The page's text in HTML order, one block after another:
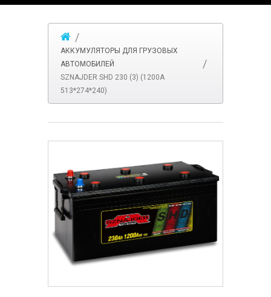
АККУМУЛЯТОРЫ ДЛЯ ГРУЗОВЫХ
АВТОМОБИЛЕЙ
SZNAJDER SHD 230 (3) (1200А
513*274*240)